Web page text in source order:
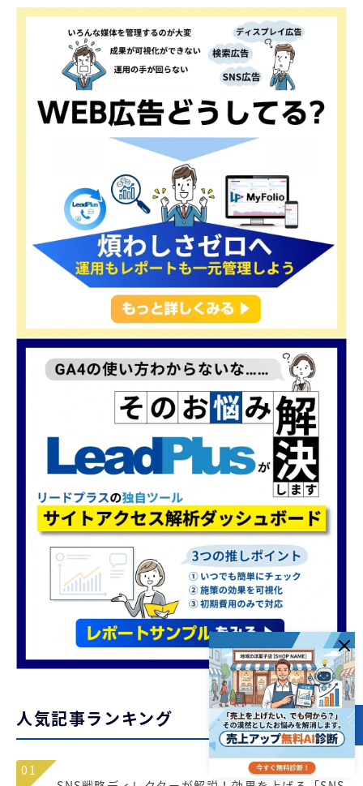
人気記事ランキング
01
目次